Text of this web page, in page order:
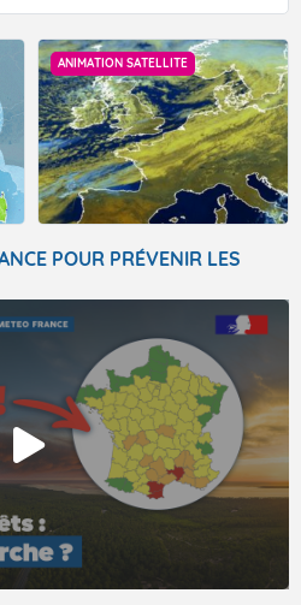
ANIMATION SATELLITE
POUR PRÉVENIR LES